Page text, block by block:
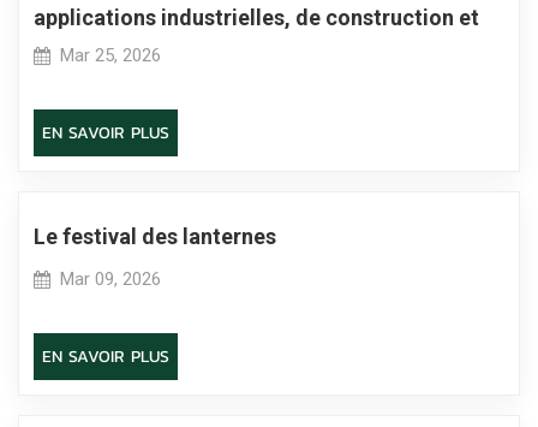
applications industrielles, de construction et
d'urgence
Mar 25, 2026
EN SAVOIR PLUS
Le festival des lanternes
Mar 09, 2026
EN SAVOIR PLUS